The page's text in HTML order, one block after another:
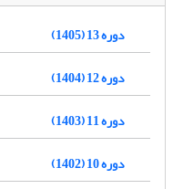
دوره 13 (1405)
دوره 12 (1404)
دوره 11 (1403)
دوره 10 (1402)